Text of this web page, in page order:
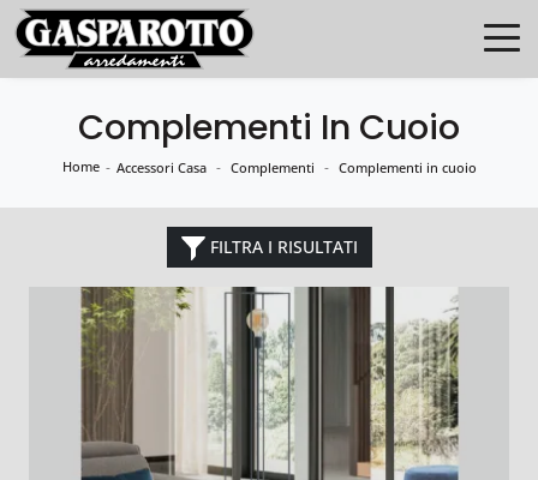
Complementi In Cuoio
Home - Accessori Casa - Complementi - Complementi in cuoio
FILTRA I RISULTATI